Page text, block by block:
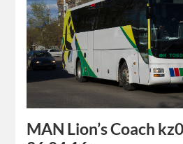
MAN Lion’s Coach